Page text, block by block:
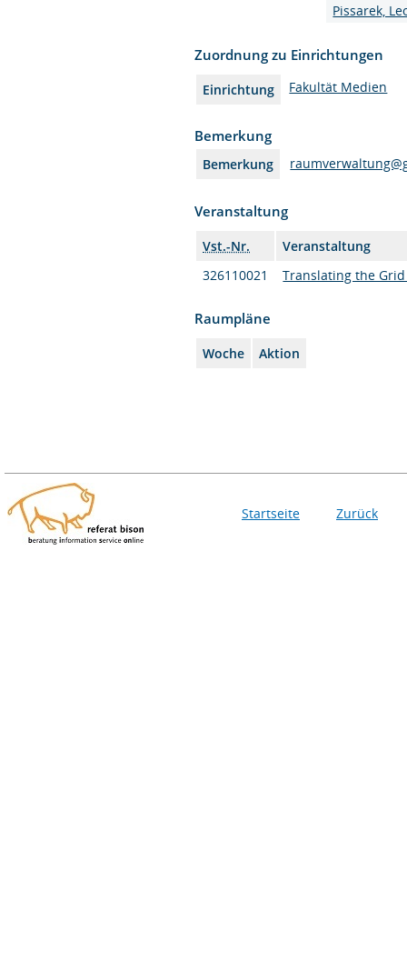
Pissarek,
Zuordnung zu Einrichtungen
Einrichtung Fakultät Medien
Bemerkung
Bemerkung
Veranstaltung
Vst.-Nr.
Veranstaltung
326110021
Translating the
Raumpläne
Woche Aktion
Startseite Zurück